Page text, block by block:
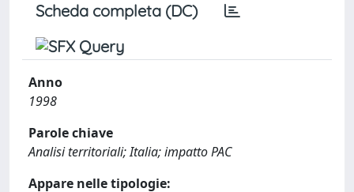
Scheda completa (DC)
Anno
1998
Parole chiave
Analisi territoriali; Italia; impatto PAC
Appare nelle tipologie: